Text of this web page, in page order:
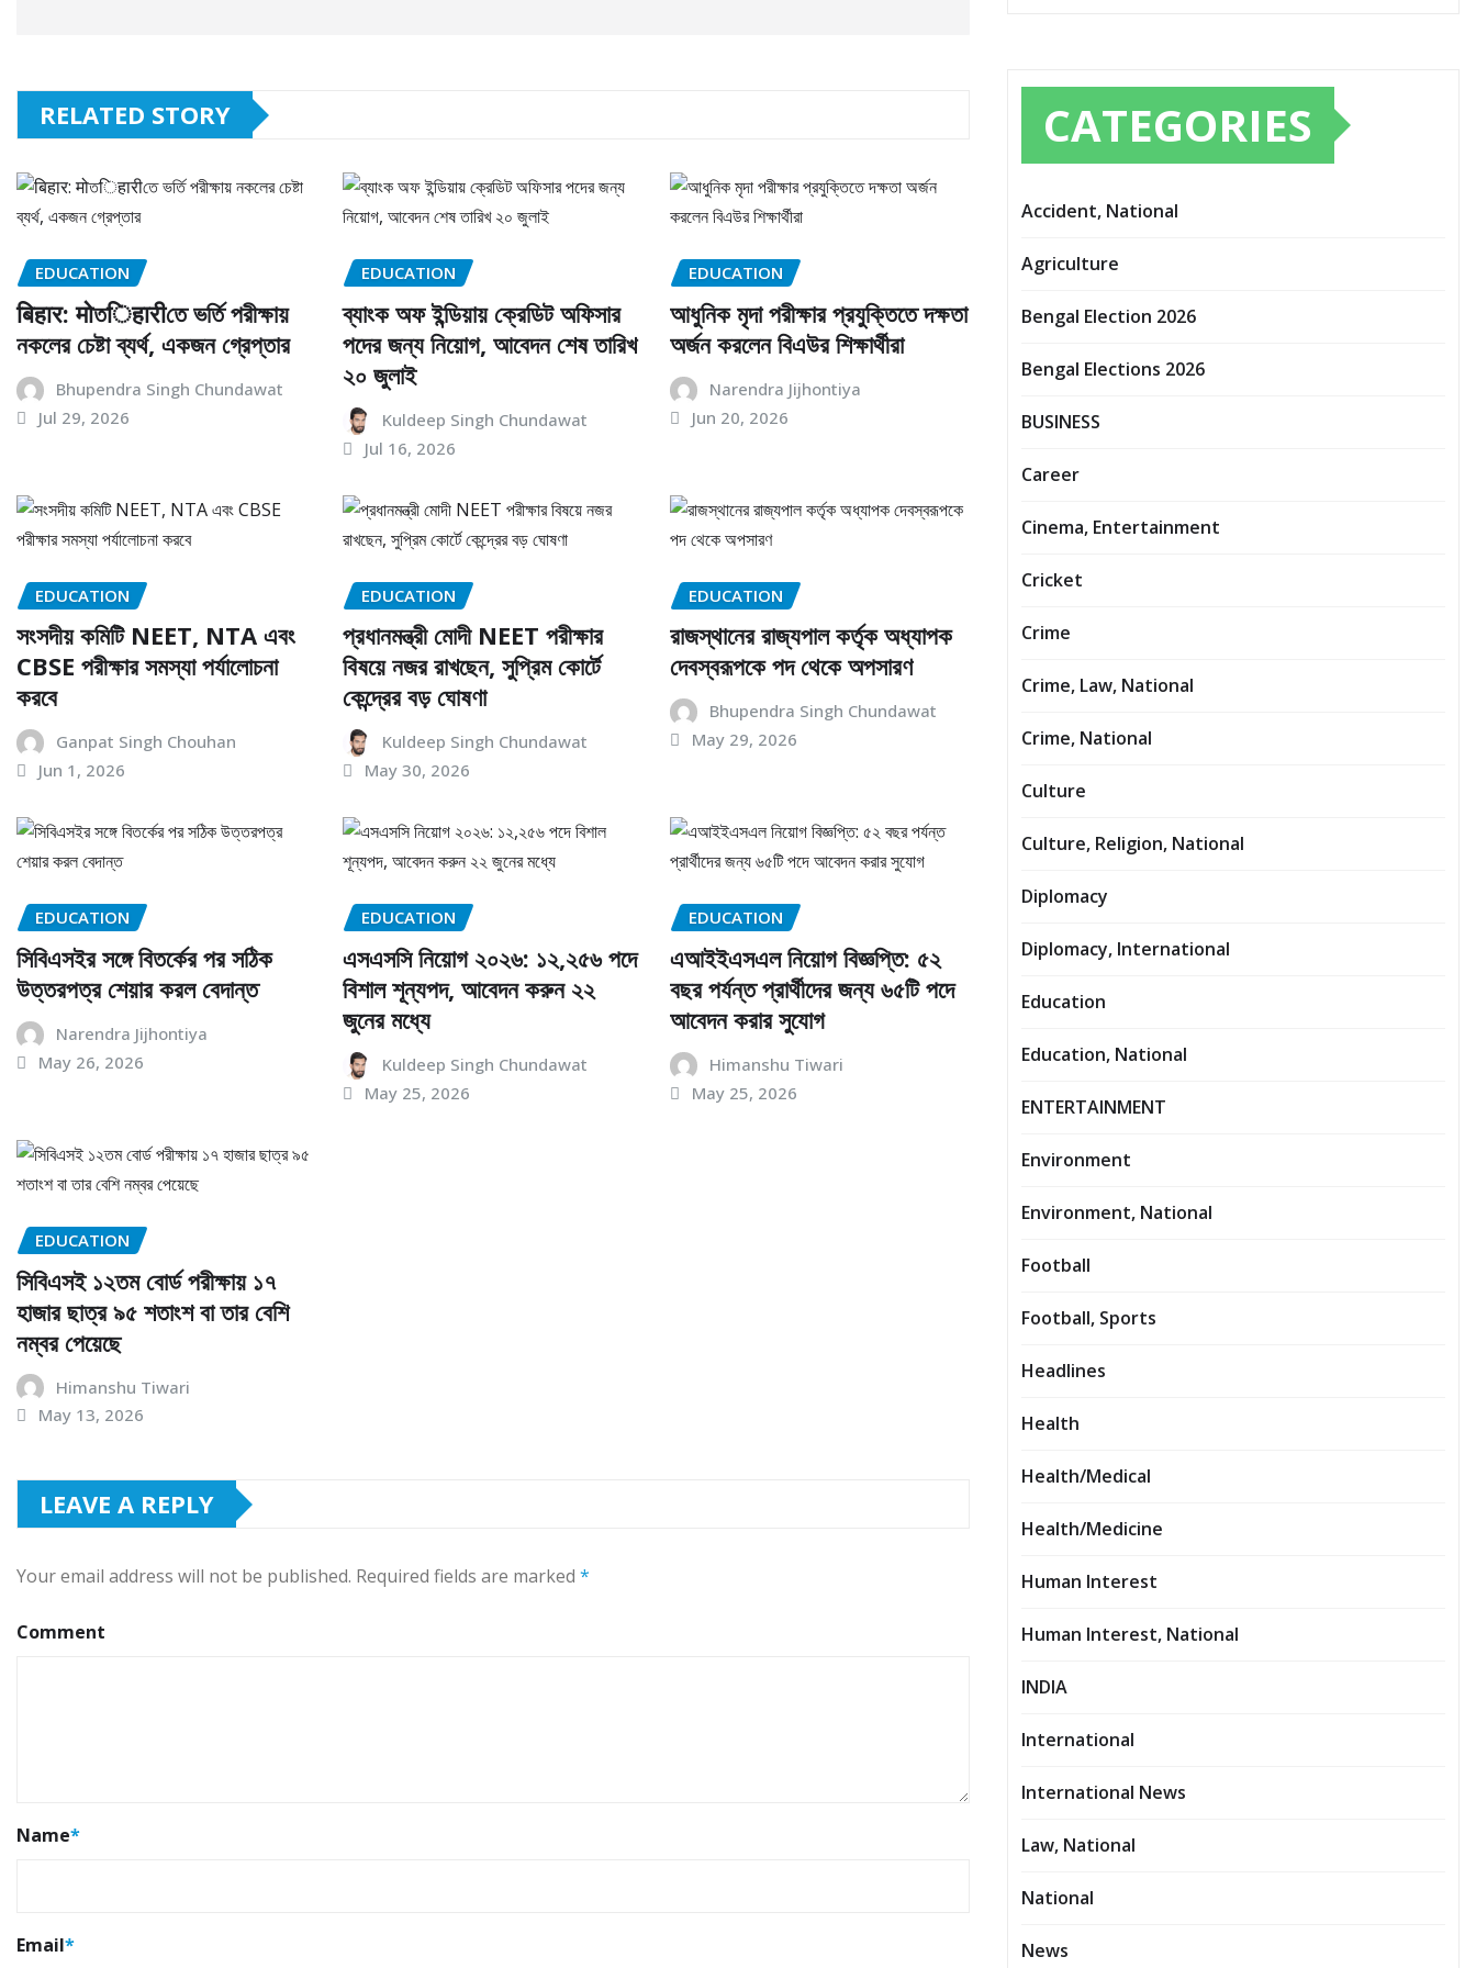
RELATED STORY
EDUCATION
बिहार: मोতिहारीতে ভর্তি পরীক্ষায়
নকলের চেষ্টা ব্যর্থ, একজন গ্রেপ্তার
Bhupendra Singh Chundawat
Jul 29, 2026
EDUCATION
ব্যাংক অফ ইন্ডিয়ায় ক্রেডিট অফিসার
পদের জন্য নিয়োগ, আবেদন শেষ তারিখ
২০ জুলাই
Kuldeep Singh Chundawat
Jul 16, 2026
EDUCATION
আধুনিক মৃদা পরীক্ষার প্রযুক্তিতে দক্ষতা
অর্জন করলেন বিএউর শিক্ষার্থীরা
Narendra Jijhontiya
Jun 20, 2026
EDUCATION
সংসদীয় কমিটি NEET, NTA এবং
CBSE পরীক্ষার সমস্যা পর্যালোচনা
করবে
Ganpat Singh Chouhan
Jun 1, 2026
EDUCATION
প্রধানমন্ত্রী মোদী NEET পরীক্ষার
বিষয়ে নজর রাখছেন, সুপ্রিম কোর্টে
কেন্দ্রের বড় ঘোষণা
Kuldeep Singh Chundawat
May 30, 2026
EDUCATION
রাজস্থানের রাজ্যপাল কর্তৃক অধ্যাপক
দেবস্বরূপকে পদ থেকে অপসারণ
Bhupendra Singh Chundawat
May 29, 2026
EDUCATION
সিবিএসইর সঙ্গে বিতর্কের পর সঠিক
উত্তরপত্র শেয়ার করল বেদান্ত
Narendra Jijhontiya
May 26, 2026
EDUCATION
এসএসসি নিয়োগ ২০২৬: ১২,২৫৬ পদে
বিশাল শূন্যপদ, আবেদন করুন ২২
জুনের মধ্যে
Kuldeep Singh Chundawat
May 25, 2026
EDUCATION
এআইইএসএল নিয়োগ বিজ্ঞপ্তি: ৫২
বছর পর্যন্ত প্রার্থীদের জন্য ৬৫টি পদে
আবেদন করার সুযোগ
Himanshu Tiwari
May 25, 2026
EDUCATION
সিবিএসই ১২তম বোর্ড পরীক্ষায় ১৭
হাজার ছাত্র ৯৫ শতাংশ বা তার বেশি
নম্বর পেয়েছে
Himanshu Tiwari
May 13, 2026
LEAVE A REPLY
Your email address will not be published. Required fields are marked *
Comment
Name*
Email*
CATEGORIES
Accident, National
Agriculture
Bengal Election 2026
Bengal Elections 2026
BUSINESS
Career
Cinema, Entertainment
Cricket
Crime
Crime, Law, National
Crime, National
Culture
Culture, Religion, National
Diplomacy
Diplomacy, International
Education
Education, National
ENTERTAINMENT
Environment
Environment, National
Football
Football, Sports
Headlines
Health
Health/Medical
Health/Medicine
Human Interest
Human Interest, National
INDIA
International
International News
Law, National
National
News